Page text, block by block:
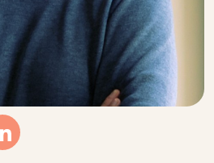
Linkedin